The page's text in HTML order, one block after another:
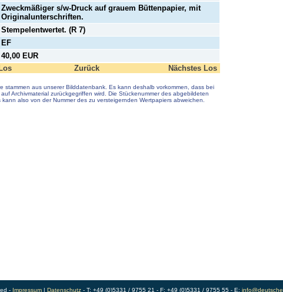
Zweckmäßiger s/w-Druck auf grauem Büttenpapier, mit
Originalunterschriften.
Stempelentwertet. (R 7)
EF
40,00 EUR
Zurück Nächstes Los
stammen aus unserer Bilddatenbank. Es kann deshalb vorkommen, dass bei
Archivmaterial zurückgegriffen wird. Die Stückenummer des abgebildeten
kann also von der Nummer des zu versteigernden Wertpapiers abweichen.
- Impressum| Datenschutz- T: +49 (0)5331 / 9755 21 - F: +49 (0)5331 / 9755 55 - E: